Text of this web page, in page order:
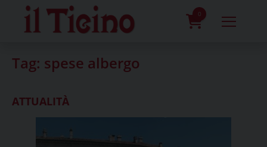
content
0
Tag: spese albergo
ATTUALITÀ